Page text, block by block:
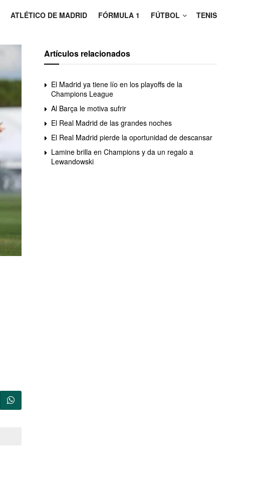
ATLÉTICO DE MADRID FÓRMULA 1 FÚTBOL TENIS
Artículos relacionados
El Madrid ya tiene lío en los playoffs de la
Champions League
Al Barça le motiva sufrir
El Real Madrid de las grandes noches
El Real Madrid pierde la oportunidad de descansar
Lamine brilla en Champions y da un regalo a
Lewandowski